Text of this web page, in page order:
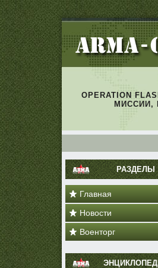
OPERATION
МИССИИ,
РАЗДЕЛЫ
Главная
Новости
Военторг